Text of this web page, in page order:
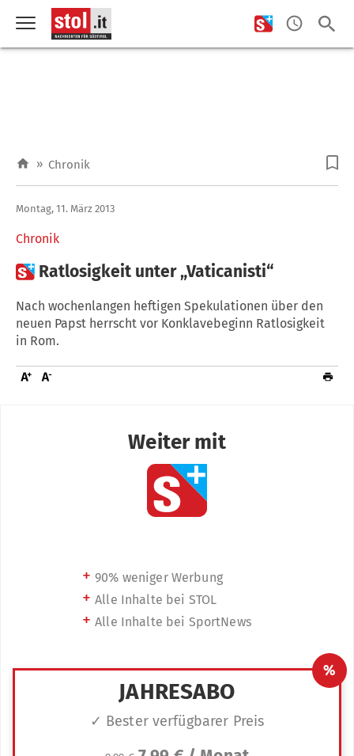
» Chronik
Chronik
Montag, 11. März 2013
 Ratlosigkeit unter „Vaticanisti“
Nach wochenlangen heftigen Spekulationen über den
neuen Papst herrscht vor Konklavebeginn Ratlosigkeit
in Rom.